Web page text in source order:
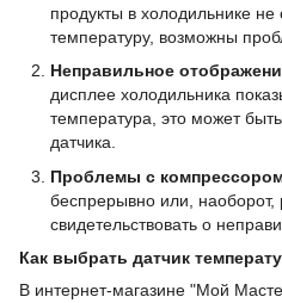
продукты в холодильнике
температуру, возможны
Неправильное
дисплее холодильника
температура, это может
датчика.
Проблемы с
беспрерывно или, наоборот,
свидетельствовать о
Как выбрать датчик
В интернет-магазине "Мой